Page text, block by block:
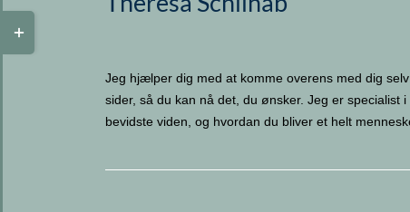
Jeg hjælper dig med at komme overens med dig
sider, så du kan nå det, du ønsker. Jeg er specialist
bevidste viden, og hvordan du bliver et helt